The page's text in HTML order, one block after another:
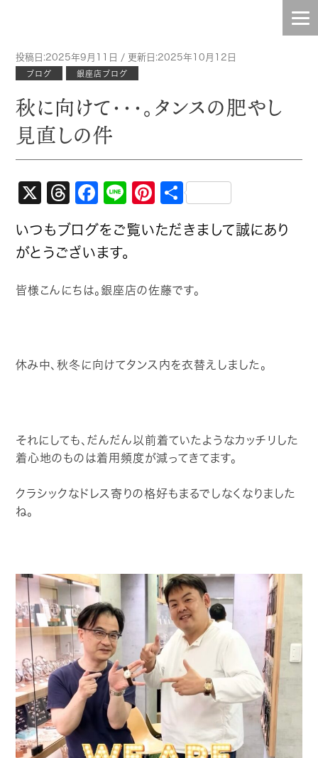
投稿日:2025年9月11日 / 更新日:2025年10月12日
ブログ 銀座店ブログ
秋に向けて・・・。タンスの肥やし
見直しの件
X Threads
Facebook
LinePinterest
共
いつもブログをご覧いただきまして誠にあり
がとうございます。
皆様こんにちは。銀座店の佐藤です。
休み中、秋冬に向けてタンス内を衣替えしました。
それにしても、だんだん以前着ていたようなカッチリした
着心地のものは着用頻度が減ってきてます。
クラシックなドレス寄りの格好もまるでしなくなりました
ね。
HOME
INFO
BLOG
CONTENTS